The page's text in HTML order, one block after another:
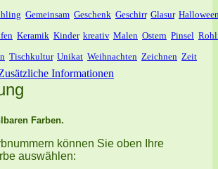
, Gemeinsam, Geschenk, Geschirr, Glasur,
, Keramik, Kinder, kreativ, Malen, Ostern, Pinsel,
, Tischkultur, Unikat, Weihnachten, Zeichnen, Zeit
Informationen
Farben.
können Sie oben Ihre
auswählen: